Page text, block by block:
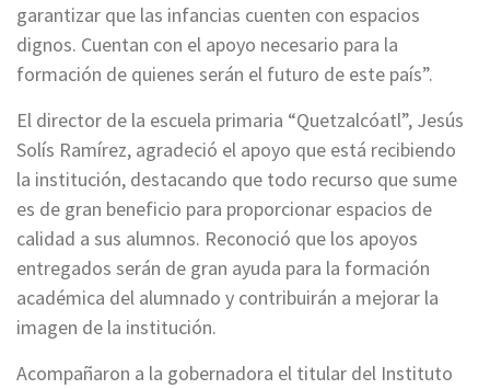
garantizar que las infancias cuenten con espacios
dignos. Cuentan con el apoyo necesario para la
formación de quienes serán el futuro de este país”.
El director de la escuela primaria “Quetzalcóatl”, Jesús
Solís Ramírez, agradeció el apoyo que está recibiendo
la institución, destacando que todo recurso que sume
es de gran beneficio para proporcionar espacios de
calidad a sus alumnos. Reconoció que los apoyos
entregados serán de gran ayuda para la formación
académica del alumnado y contribuirán a mejorar la
imagen de la institución.
Acompañaron a la gobernadora el titular del Instituto